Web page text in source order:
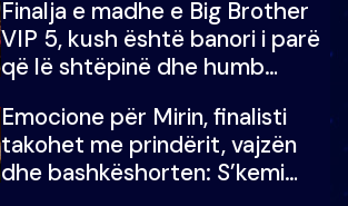
Finalja e madhe e Big Brother
VIP 5, kush është banori i parë
që lë shtëpinë dhe humb
çmimin e madh
Emocione për Mirin, finalisti
takohet me prindërit, vajzën
dhe bashkëshorten: S’kemi